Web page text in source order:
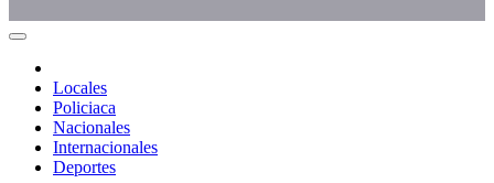
Locales
Policiaca
Nacionales
Internacionales
Deportes